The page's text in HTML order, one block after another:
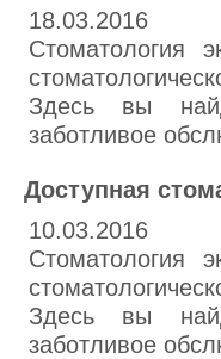
18.03.2016
Стоматология
Здесь вы
заботливое
Доступная
10.03.2016
Стоматология
Здесь вы
заботливое